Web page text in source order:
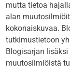
mutta tietoa
alan
kokonaiskuvaa.
tutkimustietoon
Blogisarjan
muutosilmiöistä